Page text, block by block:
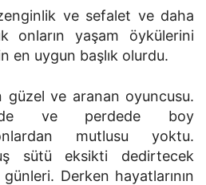
ve sefalet ve daha
onların yaşam öykülerini
en uygun başlık olurdu.
güzel ve aranan oyuncusu.
ve perdede boy
mutlusu yoktu.
sütü eksikti dedirtecek
Derken hayatlarının